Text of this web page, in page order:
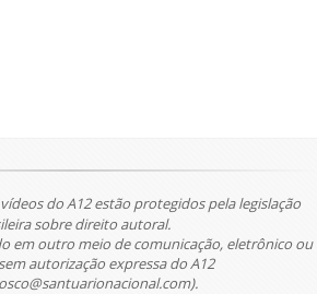
do A12 estão protegidos pela legislação
sobre direito autoral.
em outro meio de comunicação, eletrônico ou
autorização expressa do A12